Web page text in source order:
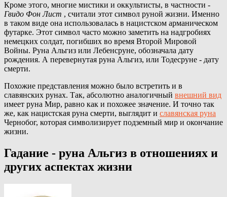
Кроме этого, многие мистики и оккультисты, в частности -
Гвидо Фон Лист , считали этот символ руной жизни. Именно
в таком виде она использовалась в нацистском арманическом
футарке. Этот символ часто можно заметить на надгробиях
немецких солдат, погибших во время Второй Мировой
Войны. Руна Альгиз или Лебенсруне, обозначала дату
рождения. А перевернутая руна Альгиз, или Тодесруне - дату
смерти.
Похожие представления можно было встретить и в
славянских рунах. Так, абсолютно аналогичный внешний вид
имеет руна Мир, равно как и похожее значение. И точно так
же, как нацистская руна смерти, выглядит и славянская руна
Чернобог, которая символизирует подземный мир и окончание
жизни.
Гадание - руна Альгиз в отношениях и
других аспектах жизни